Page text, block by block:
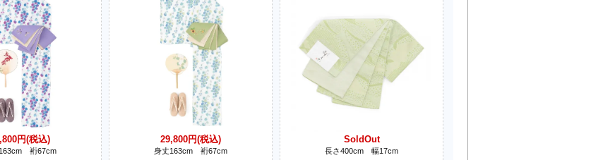
円(税込)
裄67cm
29,800円(税込)
身丈163cm 裄67cm
SoldOut
長さ400cm 幅17cm